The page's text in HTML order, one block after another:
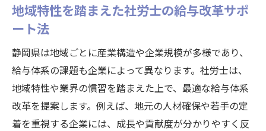
地域特性を踏まえた社労士の給与改革サポ
ート法
静岡県は地域ごとに産業構造や企業規模が多様であり、
給与体系の課題も企業によって異なります。社労士は、
地域特性や業界の慣習を踏まえた上で、最適な給与体系
改革を提案します。例えば、地元の人材確保や若手の定
着を重視する企業には、成長や貢献度が分かりやすく反